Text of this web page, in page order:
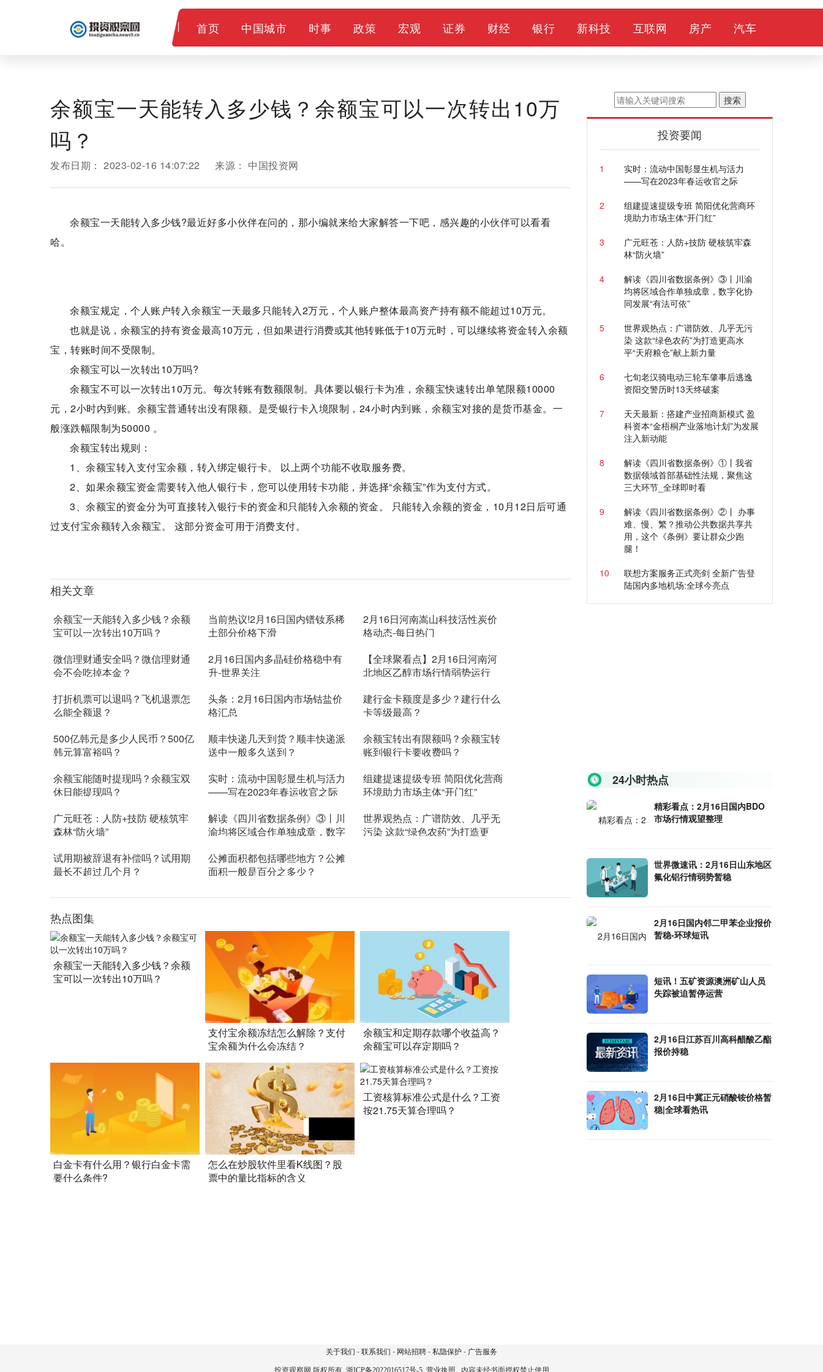
首页 中国城市 时事 政策 宏观 证券 财经 银行 新科技 互联网 房产 汽车
余额宝一天能转入多少钱？余额宝可以一次转出10万
吗？
发布日期： 2023-02-16 14:07:22 来源： 中国投资网
余额宝一天能转入多少钱?最近好多小伙伴在问的，那小编就来给大家解答一下吧，感兴趣的小伙伴可以看看
哈。
余额宝规定，个人账户转入余额宝一天最多只能转入2万元，个人账户整体最高资产持有额不能超过10万元。
也就是说，余额宝的持有资金最高10万元，但如果进行消费或其他转账低于10万元时，可以继续将资金转入余额
宝，转账时间不受限制。
余额宝可以一次转出10万吗?
余额宝不可以一次转出10万元。每次转账有数额限制。具体要以银行卡为准，余额宝快速转出单笔限额10000
元，2小时内到账。余额宝普通转出没有限额。是受银行卡入境限制，24小时内到账，余额宝对接的是货币基金。一
般涨跌幅限制为50000 。
余额宝转出规则：
1、余额宝转入支付宝余额，转入绑定银行卡。 以上两个功能不收取服务费。
2、如果余额宝资金需要转入他人银行卡，您可以使用转卡功能，并选择“余额宝”作为支付方式。
3、余额宝的资金分为可直接转入银行卡的资金和只能转入余额的资金。 只能转入余额的资金，10月12日后可通
过支付宝余额转入余额宝。 这部分资金可用于消费支付。
相关文章
余额宝一天能转入多少钱？余额
宝可以一次转出10万吗？
当前热议!2月16日国内镨钕系稀
土部分价格下滑
2月16日河南嵩山科技活性炭价
格动态-每日热门
微信理财通安全吗？微信理财通
会不会吃掉本金？
2月16日国内多晶硅价格稳中有
升-世界关注
【全球聚看点】2月16日河南河
北地区乙醇市场行情弱势运行
打折机票可以退吗？飞机退票怎
么能全额退？
头条：2月16日国内市场钴盐价
格汇总
建行金卡额度是多少？建行什么
卡等级最高？
500亿韩元是多少人民币？500亿
韩元算富裕吗？
顺丰快递几天到货？顺丰快递派
送中一般多久送到？
余额宝转出有限额吗？余额宝转
账到银行卡要收费吗？
余额宝能随时提现吗？余额宝双
休日能提现吗？
实时：流动中国彰显生机与活力
——写在2023年春运收官之际
组建提速提级专班 简阳优化营商
环境助力市场主体“开门红”
广元旺苍：人防+技防 硬核筑牢
森林“防火墙”
解读《四川省数据条例》③丨川
渝均将区域合作单独成章，数字
世界观热点：广谱防效、几乎无
污染 这款“绿色农药”为打造更
试用期被辞退有补偿吗？试用期
最长不超过几个月？
公摊面积都包括哪些地方？公摊
面积一般是百分之多少？
热点图集
余额宝一天能转入多少钱？余额
宝可以一次转出10万吗？
支付宝余额冻结怎么解除？支付
宝余额为什么会冻结？
余额宝和定期存款哪个收益高？
余额宝可以存定期吗？
白金卡有什么用？银行白金卡需
要什么条件?
怎么在炒股软件里看K线图？股
票中的量比指标的含义
工资核算标准公式是什么？工资
按21.75天算合理吗？
搜索
投资要闻
1
实时：流动中国彰显生机与活力
——写在2023年春运收官之际
2
组建提速提级专班 简阳优化营商环
境助力市场主体“开门红”
3
广元旺苍：人防+技防 硬核筑牢森
林“防火墙”
4
解读《四川省数据条例》③丨川渝
均将区域合作单独成章，数字化协
同发展“有法可依”
5
世界观热点：广谱防效、几乎无污
染 这款“绿色农药”为打造更高水
平“天府粮仓”献上新力量
6
七旬老汉骑电动三轮车肇事后逃逸
资阳交警历时13天终破案
7
天天最新：搭建产业招商新模式 盈
科资本“金梧桐产业落地计划”为发展
注入新动能
8
解读《四川省数据条例》①丨我省
数据领域首部基础性法规，聚焦这
三大环节_全球即时看
9
解读《四川省数据条例》②丨 办事
难、慢、繁？推动公共数据共享共
用，这个《条例》要让群众少跑
腿！
10
联想方案服务正式亮剑 全新广告登
陆国内多地机场:全球今亮点
24小时热点
精彩看点：2月16日国内BDO
市场行情观望整理
世界微速讯：2月16日山东地区
氟化铝行情弱势暂稳
2月16日国内邻二甲苯企业报价
暂稳-环球短讯
短讯！五矿资源澳洲矿山人员
失踪被迫暂停运营
2月16日江苏百川高科醋酸乙酯
报价持稳
2月16日中冀正元硝酸铵价格暂
稳|全球看热讯
关于我们 -联系我们 - 网站招聘-私隐保护- 广告服务
投资观察网 版权所有 浙ICP备2022016517号-5 营业执照 内容未经书面授权禁止使用